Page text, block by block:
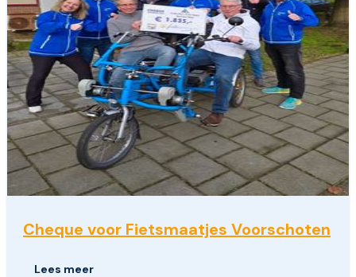
Cheque voor Fietsmaatjes Voorschoten
Lees meer